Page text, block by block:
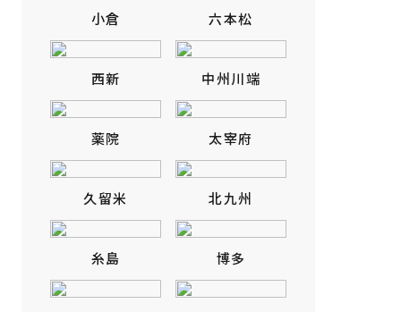
小倉 六本松
西新 中州川端
薬院 太宰府
久留米 北九州
糸島 博多